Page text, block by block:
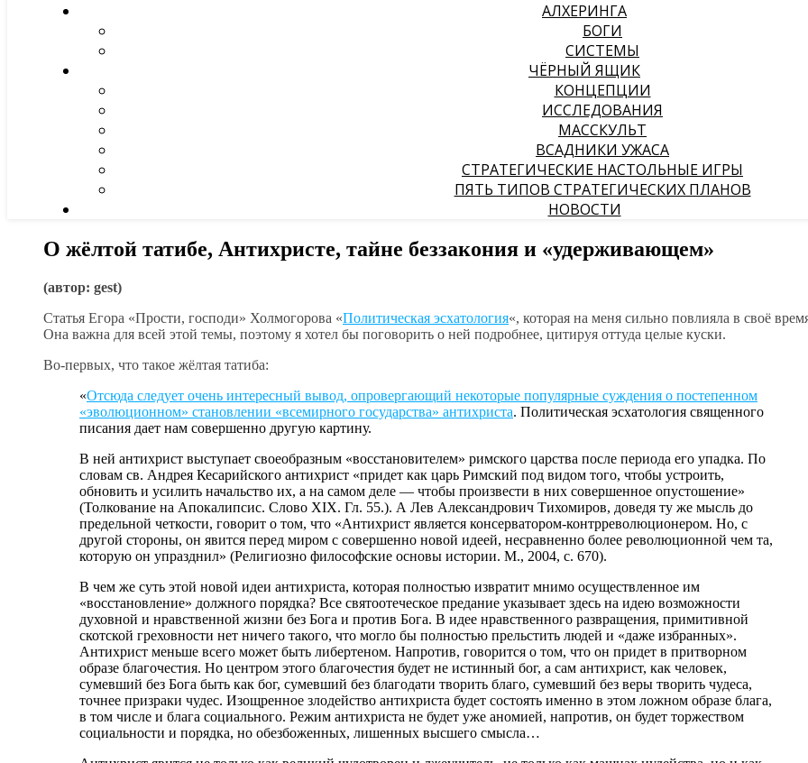
АЛХЕРИНГА
БОГИ
СИСТЕМЫ
ЧЁРНЫЙ ЯЩИК
КОНЦЕПЦИИ
ИССЛЕДОВАНИЯ
МАССКУЛЬТ
ВСАДНИКИ УЖАСА
СТРАТЕГИЧЕСКИЕ НАСТОЛЬНЫЕ ИГРЫ
ПЯТЬ ТИПОВ СТРАТЕГИЧЕСКИХ ПЛАНОВ
НОВОСТИ
О жёлтой татибе, Антихристе, тайне беззакония и «удерживающем»
(автор: gest)
Статья Егора «Прости, господи» Холмогорова «Политическая эсхатология«, которая на меня сильно повлияла в своё
Она важна для всей этой темы, поэтому я хотел бы поговорить о ней подробнее, цитируя оттуда целые куски.
Во-первых, что такое жёлтая татиба:
«Отсюда следует очень интересный вывод, опровергающий некоторые популярные суждения о постепенном
«эволюционном» становлении «всемирного государства» антихриста. Политическая эсхатология священного
писания дает нам совершенно другую картину.
В ней антихрист выступает своеобразным «восстановителем» римского царства после периода его упадка. По
словам св. Андрея Кесарийского антихрист «придет как царь Римский под видом того, чтобы устроить,
обновить и усилить начальство их, а на самом деле — чтобы произвести в них совершенное опустошение»
(Толкование на Апокалипсис. Слово XIX. Гл. 55.). А Лев Александрович Тихомиров, доведя ту же мысль до
предельной четкости, говорит о том, что «Антихрист является консерватором-контрреволюционером. Но, с
другой стороны, он явится перед миром с совершенно новой идеей, несравненно более революционной чем та,
которую он упразднил» (Религиозно философские основы истории. М., 2004, с. 670).
В чем же суть этой новой идеи антихриста, которая полностью извратит мнимо осуществленное им
«восстановление» должного порядка? Все святоотеческое предание указывает здесь на идею возможности
духовной и нравственной жизни без Бога и против Бога. В идее нравственного развращения, примитивной
скотской греховности нет ничего такого, что могло бы полностью прельстить людей и «даже избранных».
Антихрист меньше всего может быть либертеном. Напротив, говорится о том, что он придет в притворном
образе благочестия. Но центром этого благочестия будет не истинный бог, а сам антихрист, как человек,
сумевший без Бога быть как бог, сумевший без благодати творить благо, сумевший без веры творить чудеса,
точнее призраки чудес. Изощренное злодейство антихриста будет состоять именно в этом ложном образе блага,
в том числе и блага социального. Режим антихриста не будет уже аномией, напротив, он будет торжеством
социальности и порядка, но обезбоженных, лишенных высшего смысла…